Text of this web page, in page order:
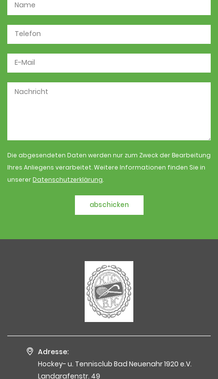
Die abgesendeten Daten werden nur zum Zweck der Bearbeitung
Ihres Anliegens verarbeitet. Weitere Informationen finden Sie in
unsererDatenschutzerklärung.
abschicken
Adresse:
Hockey- u. Tennisclub Bad Neuenahr 1920 e.V.
Landgrafenstr. 49